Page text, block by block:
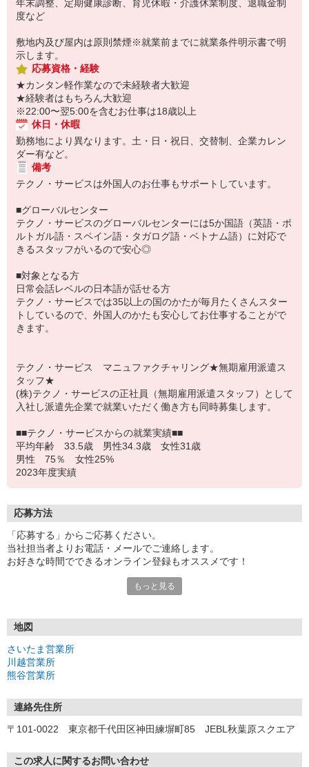
年末調整、定期健康診断、育児休暇・介護休業制度、退職金制
度など
敷地内及び屋内は原則禁煙※就業前までに就業条件明示書で明
示します。
応募資格・経験
★カンタン軽作業なので未経験者大歓迎
★経験者はもちろん大歓迎
※22:00〜翌5:00を含むお仕事は18歳以上
休日・休暇
勤務地により異なります。土・日・祝日、交替制、企業カレン
ダー有など。
備考
テクノ・サービスは外国人のお仕事もサポートしています。
■グローバルセンター
テクノ・サービスのグローバルセンターには5か国語（英語・ポ
ルトガル語・スペイン語・タガログ語・ベトナム語）に対応で
きるスタッフがいるので安心◎
■対象となる方
日常会話レベルの日本語が話せる方
テクノ・サービスでは35以上の国のかたが毎月たくさんスター
トしているので、外国人のかたも安心してお仕事することがで
きます。
テクノ・サービス マニュファクチャリング★無期雇用派遣ス
タッフ★
(株)テクノ・サービスの正社員（無期雇用派遣スタッフ）として
入社し派遣先企業で就業いただく働き方も同時募集します。
■■テクノ・サービスからの就業実績■■
平均年齢 33.5歳 男性34.3歳 女性31歳
男性 75％ 女性25%
2023年度実績
応募方法
「応募する」からご応募ください。
当社担当者よりお電話・メールでご連絡します。
お好きな時間でできるオンライン登録もオススメです！
〒350-1123 埼玉県川越市脇田本町14-1 日本生命川越ビル 4F
＜熊谷営業所＞
もっと見る
地図
さいたま営業所
川越営業所
熊谷営業所
連絡先住所
〒101-0022 東京都千代田区神田練塀町85 JEBL秋葉原スクエア
この求人に関するお問い合わせ